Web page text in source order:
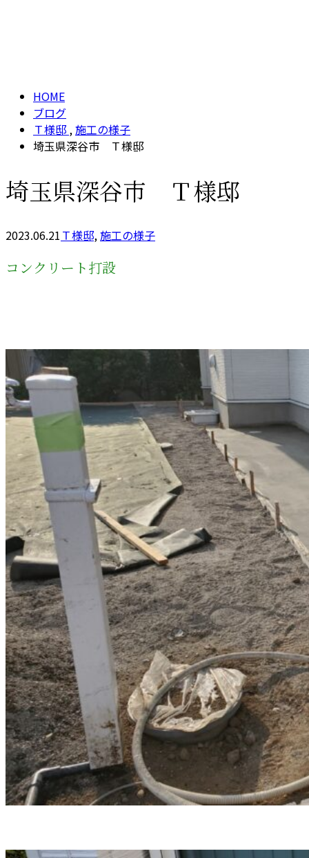
HOME
ブログ
Ｔ様邸 ,施工の様子
埼玉県深谷市 Ｔ様邸
埼玉県深谷市 Ｔ様邸
2023.06.21 Ｔ様邸,施工の様子
コンクリート打設